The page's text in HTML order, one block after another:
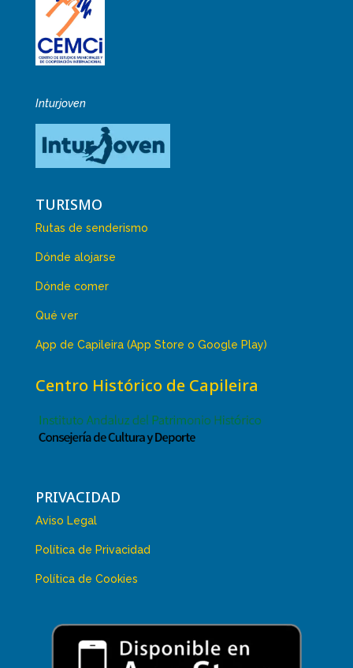
Inturjoven
TURISMO
Rutas de senderismo
Dónde alojarse
Dónde comer
Qué ver
App de Capileira (App Store o Google Play)
Centro Histórico de Capileira
PRIVACIDAD
Aviso Legal
Política de Privacidad
Política de Cookies